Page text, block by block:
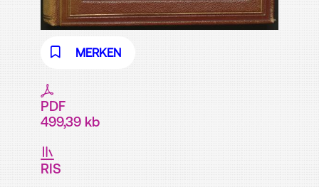
MERKEN
PDF
499,39 kb
RIS